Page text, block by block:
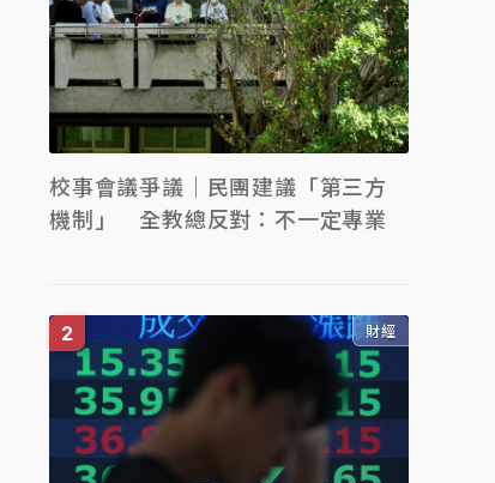
校事會議爭議｜民團建議「第三方
機制」 全教總反對：不一定專業
財經